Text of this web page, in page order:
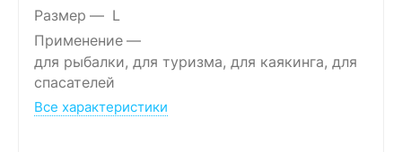
Размер
L
Применение
для рыбалки, для туризма, для каякинга, для
спасателей
Все характеристики